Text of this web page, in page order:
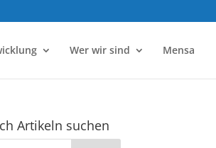
Wer wir sind Mensa
Artikeln suchen